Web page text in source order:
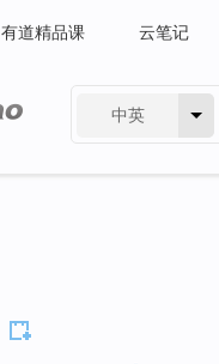
有道精品课 云笔记
中英